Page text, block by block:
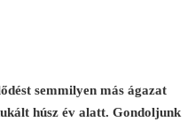
semmilyen más ágazat
húsz év alatt. Gondoljunk